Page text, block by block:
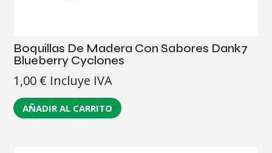
Boquillas De Madera Con Sabores Dank7
Blueberry Cyclones
1,00 € Incluye IVA
AÑADIR AL CARRITO